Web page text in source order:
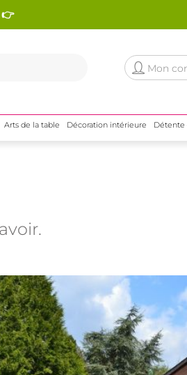
👉
Mon
Arts de la table Décoration intérieure Détente